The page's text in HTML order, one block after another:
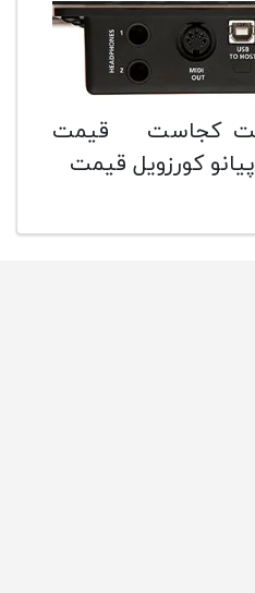
کجاست قیمت